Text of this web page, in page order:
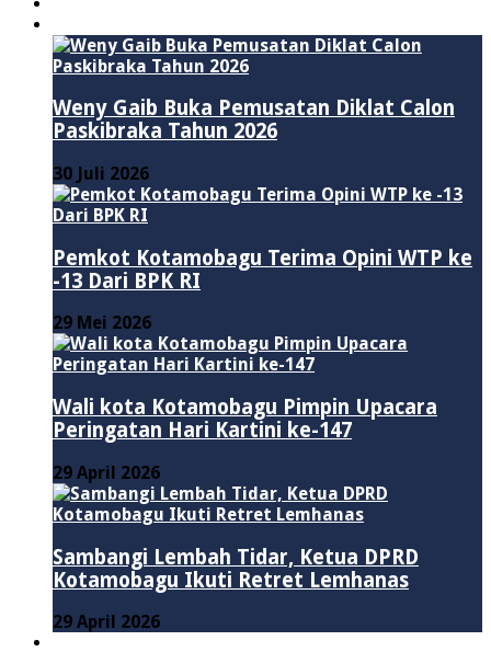
Weny Gaib Buka Pemusatan Diklat Calon
Paskibraka Tahun 2026
30 Juli 2026
Pemkot Kotamobagu Terima Opini WTP ke
-13 Dari BPK RI
29 Mei 2026
Wali kota Kotamobagu Pimpin Upacara
Peringatan Hari Kartini ke-147
29 April 2026
Sambangi Lembah Tidar, Ketua DPRD
Kotamobagu Ikuti Retret Lemhanas
29 April 2026